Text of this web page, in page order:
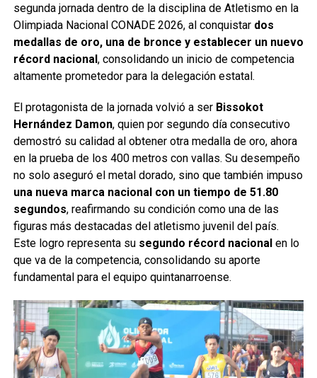
segunda jornada dentro de la disciplina de Atletismo en la
Olimpiada Nacional CONADE 2026, al conquistar dos
medallas de oro, una de bronce y establecer un nuevo
récord nacional, consolidando un inicio de competencia
altamente prometedor para la delegación estatal.
El protagonista de la jornada volvió a ser Bissokot
Hernández Damon, quien por segundo día consecutivo
demostró su calidad al obtener otra medalla de oro, ahora
en la prueba de los 400 metros con vallas. Su desempeño
no solo aseguró el metal dorado, sino que también impuso
una nueva marca nacional con un tiempo de 51.80
segundos, reafirmando su condición como una de las
figuras más destacadas del atletismo juvenil del país.
Este logro representa su segundo récord nacionalen lo
que va de la competencia, consolidando su aporte
fundamental para el equipo quintanarroense.